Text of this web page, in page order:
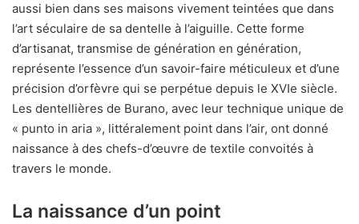
aussi bien dans ses maisons vivement teintées que dans
l’art séculaire de sa dentelle à l’aiguille. Cette forme
d’artisanat, transmise de génération en génération,
représente l’essence d’un savoir-faire méticuleux et d’une
précision d’orfèvre qui se perpétue depuis le XVIe siècle.
Les dentellières de Burano, avec leur technique unique de
« punto in aria », littéralement point dans l’air, ont donné
naissance à des chefs-d’œuvre de textile convoités à
travers le monde.
La naissance d’un point